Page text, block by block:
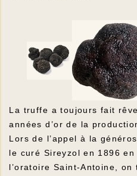
La truffe a toujours fait
années d’or de la
Lors de l’appel à la
le curé Sireyzol en 1896 en
l’oratoire Saint-Antoine, on